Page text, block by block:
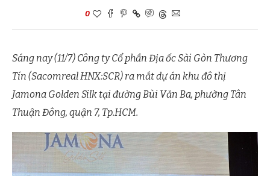
0
Sáng nay (11/7) Công ty Cổ phần Địa ốc Sài Gòn Thương
Tín (Sacomreal HNX:SCR) ra mắt dự án khu đô thị
Jamona Golden Silk tại đường Bùi Văn Ba, phường Tân
Thuận Đông, quận 7, Tp.HCM.